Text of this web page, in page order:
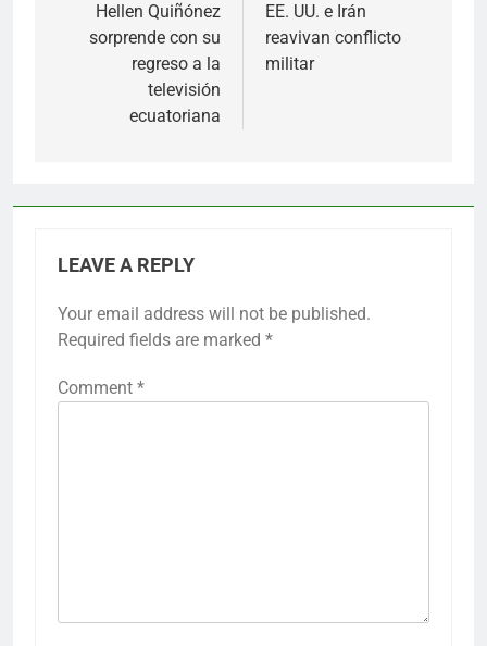
navigation
Hellen Quiñónez
sorprende con su
regreso a la
televisión
ecuatoriana
EE. UU. e Irán
reavivan conflicto
militar
LEAVE A REPLY
Your email address will not be published.
Required fields are marked *
Comment *